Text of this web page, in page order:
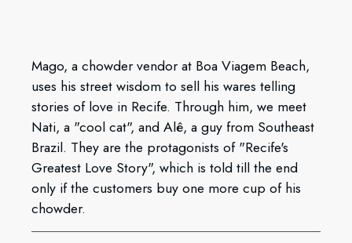
Mago, a chowder vendor at Boa Viagem Beach,
uses his street wisdom to sell his wares telling
stories of love in Recife. Through him, we meet
Nati, a "cool cat", and Alê, a guy from Southeast
Brazil. They are the protagonists of "Recife's
Greatest Love Story", which is told till the end
only if the customers buy one more cup of his
chowder.